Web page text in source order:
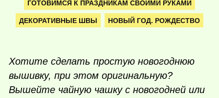
ГОТОВИМСЯ К ПРАЗДНИКАМ СВОИМИ РУКАМИ
ДЕКОРАТИВНЫЕ ШВЫ НОВЫЙ ГОД. РОЖДЕСТВО
Хотите сделать простую новогоднюю
вышивку, при этом оригинальную?
Вышейте чайную чашку с новогодней или